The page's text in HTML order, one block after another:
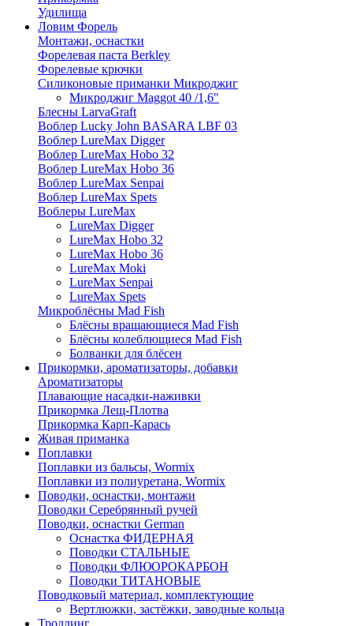
Удилища
Ловим Форель
Монтажи, оснастки
Форелевая паста Berkley
Форелевые крючки
Силиконовые приманки Микроджиг
Микроджиг Maggot 40 /1,6"
Блесны LarvaGraft
Воблер Lucky John BASARA LBF 03
Воблер LureMax Digger
Воблер LureMax Hobo 32
Воблер LureMax Hobo 36
Воблер LureMax Senpai
Воблер LureMax Spets
Воблеры LureMax
LureMax Digger
LureMax Hobo 32
LureMax Hobo 36
LureMax Moki
LureMax Senpai
LureMax Spets
Микроблёсны Mad Fish
Блёсны вращающиеся Mad Fish
Блёсны колеблющиеся Mad Fish
Болванки для блёсен
Прикормки, ароматизаторы, добавки
Ароматизаторы
Плавающие насадки-наживки
Прикормка Лещ-Плотва
Прикормка Карп-Карась
Живая приманка
Поплавки
Поплавки из бальсы, Wormix
Поплавки из полиуретана, Wormix
Поводки, оснастки, монтажи
Поводки Серебрянный ручей
Поводки, оснастки German
Оснастка ФИДЕРНАЯ
Поводки СТАЛЬНЫЕ
Поводки ФЛЮОРОКАРБОН
Поводки ТИТАНОВЫЕ
Поводковый материал, комплектующие
Вертлюжки, застёжки, заводные кольца
Троллинг